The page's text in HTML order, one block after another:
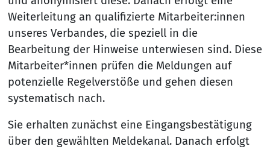
Weiterleitung an qualifizierte Mitarbeiter:innen
unseres Verbandes, die speziell in die
Bearbeitung der Hinweise unterwiesen sind. Diese
Mitarbeiter*innen prüfen die Meldungen auf
potenzielle Regelverstöße und gehen diesen
systematisch nach.
Sie erhalten zunächst eine Eingangsbestätigung
über den gewählten Meldekanal. Danach erfolgt